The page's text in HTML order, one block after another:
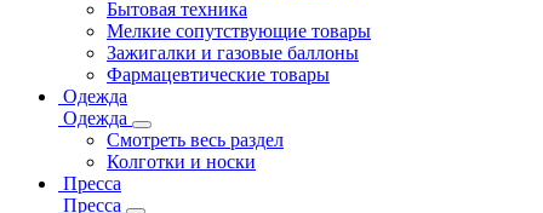
Бытовая техника
Мелкие сопутствующие товары
Зажигалки и газовые баллоны
Фармацевтические товары
Одежда
Одежда
Смотреть весь раздел
Колготки и носки
Пресса
Пресса